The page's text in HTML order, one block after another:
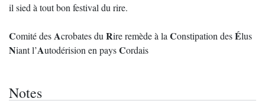
il sied à tout bon festival du rire.
Comité desAcrobates du Rire remède à la Constipation desÉlus
Niant l’Autodérision en paysCordais
Notes